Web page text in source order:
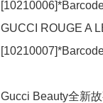
GUCCI ROUGE A
Gucci Beauty全新